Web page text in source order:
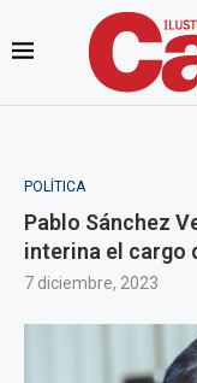
POLÍTICA
Pablo Sánchez
interina el cargo
7 diciembre, 2023